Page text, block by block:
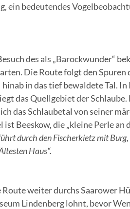
ein bedeutendes
des als „Barockwunder“
Die Route folgt den
in das tief bewaldete Tal.
das Quellgebiet der
das Schlaubetal von seiner
ist Beeskow, die „kleine Perle
durch den Fischerkietz mit
Haus“.
weiter durchs Saarower
Lindenberg lohnt, bevor